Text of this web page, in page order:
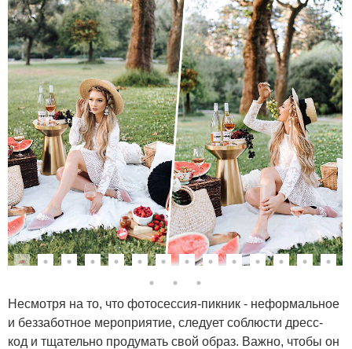
Несмотря на то, что фотосессия-пикник - неформальное
и беззаботное мероприятие, следует соблюсти дресс-
код и тщательно продумать свой образ. Важно, чтобы он